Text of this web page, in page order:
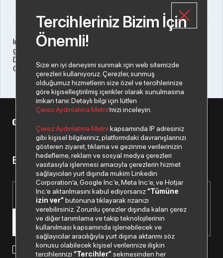
Index Grup olarak Cumhuriyetimizin 100. Yılını coşku ve
gururla kutladık!
Daha nice asırlar, Cumhuriyet bize emanet.
Cumhuriyetimizin 100. Yılı Kutlu Olsun!
Bizden haberiniz olsun.
Paylaştığım kişisel verilerimin işlenmesi hususunda
“Kişisel Verilerin Korunması Politikası”okudum ve anladım.
Tercihleriniz Bizim İçin
Önemli!
Size en iyi deneyimi sunmak için web sitemizde
çerezleri kullanıyoruz. Çerezler, sunmuş
olduğumuz hizmetlerin size özel ve tercihlerinize
göre kişiselleştirilmiş içerikler olarak sunulmasına
imkan tanır. Detaylı bilgi için lütfen
Çerez Aydınlatma Metni’mizi inceleyin.
Çerez Aydınlatma Metni kapsamında IP adresiniz
gibi kişisel bilgileriniz, platformdaki davranışlarınızı
gösteren ziyaret, tıklama ve gezinme verilerinizin
hedefleme, reklam ve sosyal medya çerezleri
vasıtasıyla işlenmesi amacıyla çerezlerin hizmet
sağlayıcıları yurt dışında mukim Linkedin
Corporation’a, Google Inc.’e, Meta Inc.’e, ve Hotjar
Inc.’e aktarılmasını kabul ediyorsanız“Tümüne
izin ver”butonuna tıklayarak rızanızı
verebilirsiniz. Zorunlu çerezler dışında kalan çerez
ve diğer tanımlama ve takip teknolojilerinin
kullanılması kapsamında işlenebilecek ve
sağlayıcılar aracılığıyla yurt dışına aktarımı söz
konusu olabilecek kişisel verilerinize ilişkin
tercihlerinizi“Tercihler”sekmesinden her